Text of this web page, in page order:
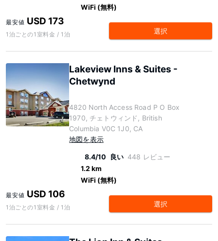
WiFi (無料)
最安値 USD 173
1泊ごとの1室料金 / 1泊 選択
Lakeview Inns & Suites -
Chetwynd
4820 North Access Road P O Box
1970, チェトウィンド, British
Columbia V0C 1J0, CA
地図を表示
8.4/10 良い 448 レビュー
1.2 km
WiFi (無料)
最安値 USD 106
1泊ごとの1室料金 / 1泊 選択